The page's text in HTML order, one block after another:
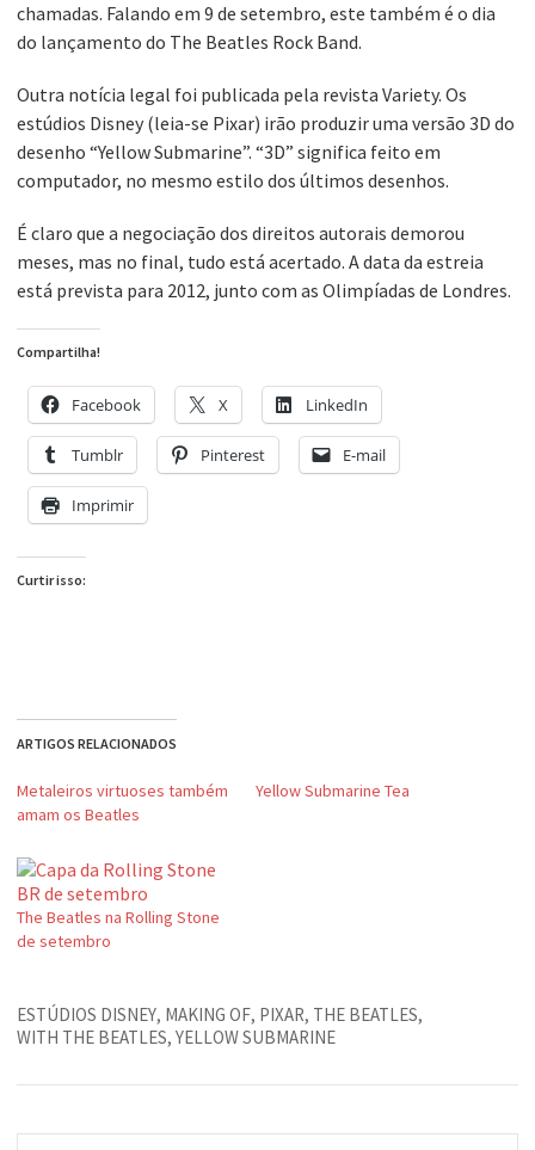
chamadas. Falando em 9 de setembro, este também é o dia
do lançamento do The Beatles Rock Band.
Outra notícia legal foi publicada pela revista Variety. Os
estúdios Disney (leia-se Pixar) irão produzir uma versão 3D do
desenho “Yellow Submarine”. “3D” significa feito em
computador, no mesmo estilo dos últimos desenhos.
É claro que a negociação dos direitos autorais demorou
meses, mas no final, tudo está acertado. A data da estreia
está prevista para 2012, junto com as Olimpíadas de Londres.
Compartilha!
Facebook X LinkedIn
Tumblr Pinterest E-mail
Imprimir
Curtir isso:
ARTIGOS RELACIONADOS
Metaleiros virtuoses também
amam os Beatles
Yellow Submarine Tea
The Beatles na Rolling Stone
de setembro
ESTÚDIOS DISNEY, MAKING OF, PIXAR, THE BEATLES,
WITH THE BEATLES, YELLOW SUBMARINE